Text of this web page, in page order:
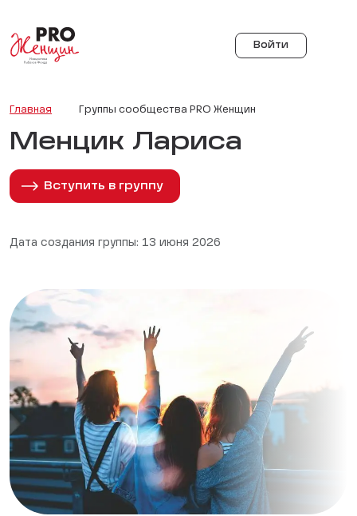
Войти
Главная Группы сообщества PRO Женщин
Менцик Лариса
Вступить в группу
Дата создания группы: 13 июня 2026